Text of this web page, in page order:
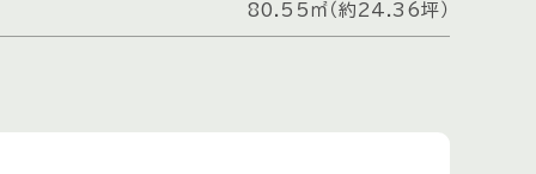
80.55㎡（約24.36坪）